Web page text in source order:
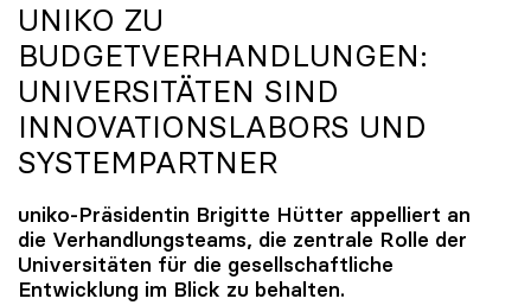
UNIKO ZU
BUDGETVERHANDLUNGEN:
UNIVERSITÄTEN SIND
INNOVATIONSLABORS UND
SYSTEMPARTNER
uniko-Präsidentin Brigitte Hütter appelliert an
die Verhandlungsteams, die zentrale Rolle der
Universitäten für die gesellschaftliche
Entwicklung im Blick zu behalten.